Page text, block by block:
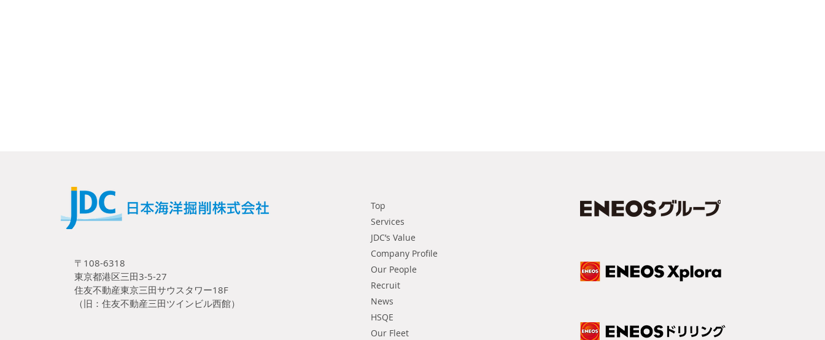
〒108-6318
東京都港区三田3-5-27
住友不動産東京三田サウスタワー18F
（旧：住友不動産三田ツインビル西館）
Top
Services
JDC’s Value
Company Profile
Our People
Recruit
News
HSQE
Our Fleet